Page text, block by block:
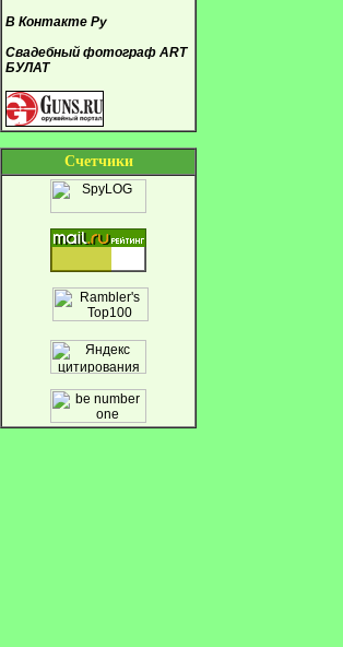
В Контакте Ру
Свадебный фотограф ART
БУЛАТ
Cчетчики